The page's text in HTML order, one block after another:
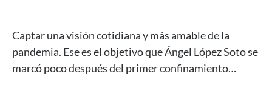
Captar una visión cotidiana y más amable de la
pandemia. Ese es el objetivo que Ángel López Soto se
marcó poco después del primer confinamiento…